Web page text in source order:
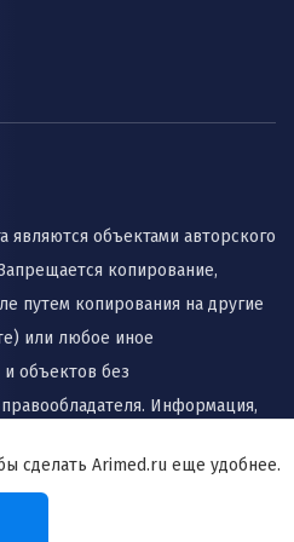
являются объектами авторского
копирование,
путем копирования на другие
или любое иное
объектов без
Информация,
назначения лечения и
сделать Arimed.ru еще удобнее.